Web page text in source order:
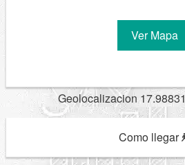
Ver Mapa
Geolocalizacion
Como llegar